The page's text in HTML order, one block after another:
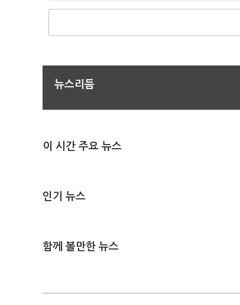
뉴스리듬
이 시간 주요 뉴스
인기 뉴스
함께 볼만한 뉴스